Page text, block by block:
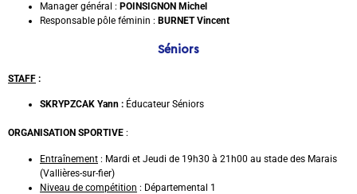
Manager général : POINSIGNON Michel
Responsable pôle féminin : BURNET Vincent
Séniors
STAFF :
SKRYPZCAK Yann : Éducateur Séniors
ORGANISATION SPORTIVE :
Entraînement : Mardi et Jeudi de 19h30 à 21h00 au stade des Marais
(Vallières-sur-fier)
Niveau de compétition : Départemental 1